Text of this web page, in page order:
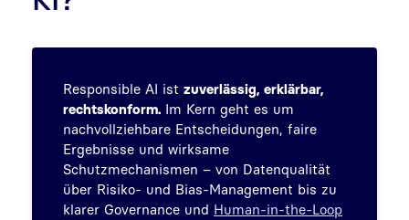
Responsible AI ist zuverlässig, erklärbar,
rechtskonform. Im Kern geht es um
nachvollziehbare Entscheidungen, faire
Ergebnisse und wirksame
Schutzmechanismen – von Datenqualität
über Risiko- und Bias-Management bis zu
klarer Governance und Human-in-the-Loop